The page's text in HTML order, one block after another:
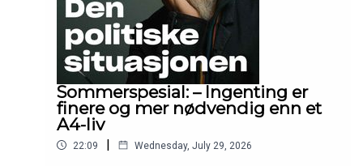
Sommerspesial: – Ingenting er
finere og mer nødvendig enn et
A4-liv
22:09 | Wednesday, July 29, 2026